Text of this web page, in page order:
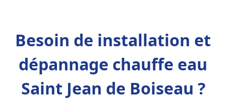
Besoin de installation et
dépannage chauffe eau
Saint Jean de Boiseau ?